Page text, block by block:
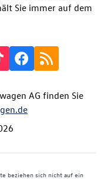
Sie immer auf dem
AG finden Sie
beziehen sich nicht auf ein